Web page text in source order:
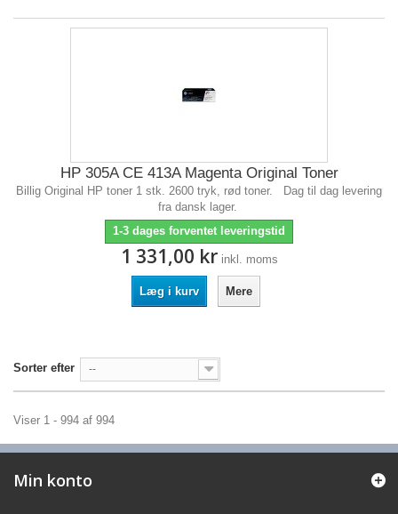
HP 305A CE 413A Magenta Original Toner
Billig Original HP toner 1 stk. 2600 tryk, rød toner. Dag til dag levering
fra dansk lager.
1-3 dages forventet leveringstid
1 331,00 kr inkl. moms
Læg i kurv Mere
Sorter efter --
Viser 1 - 994 af 994
Min konto